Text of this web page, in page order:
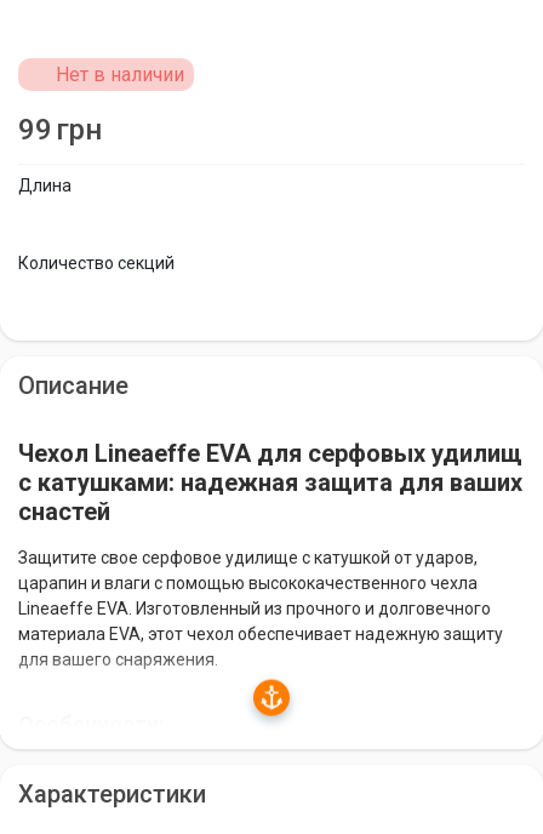
Длина
Количество секций
Нет в наличии
99 грн
Описание
Чехол Lineaeffe EVA для серфовых удилищ
с катушками: надежная защита для ваших
снастей
Защитите свое серфовое удилище с катушкой от ударов,
царапин и влаги с помощью высококачественного чехла
Lineaeffe EVA. Изготовленный из прочного и долговечного
материала EVA, этот чехол обеспечивает надежную защиту
для вашего снаряжения.
Надежная защита от ударов, царапин и влаги.
Характеристики